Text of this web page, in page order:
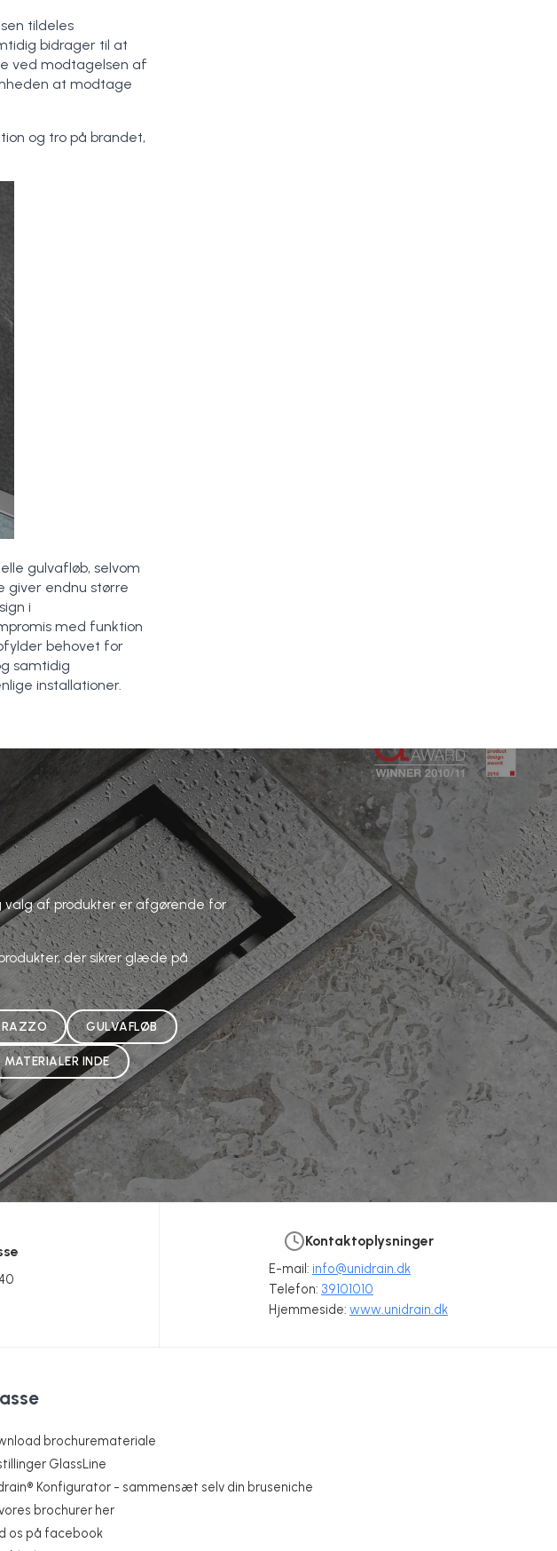
tildeles
bidrager til at
ved modtagelsen af
at modtage
og tro på brandet,
gulvafløb, selvom
giver endnu større
i
med funktion
behovet for
samtidig
installationer.
valg af produkter er afgørende for
der sikrer glæde på
GULVAFLØB
MATERIALER INDE
Kontaktoplysninger
E-mail: info@unidrain.dk
Telefon: 39101010
Hjemmeside: www.unidrain.dk
brochuremateriale
GlassLine
Konfigurator - sammensæt selv din bruseniche
brochurer her
os på facebook